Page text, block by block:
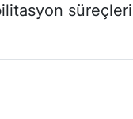
süreçleri